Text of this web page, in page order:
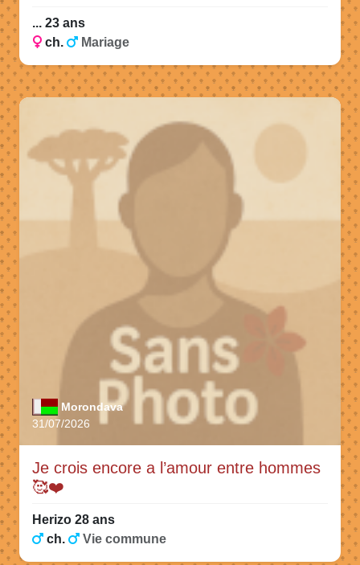
... 23 ans
ch.
Mariage
Morondava
31/07/2026
Je crois encore a l’amour entre hommes
🥰❤️
Herizo 28 ans
ch.
Vie commune